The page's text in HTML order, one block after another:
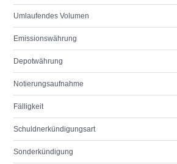
Umlaufendes Volumen
Emissionswährung
Depotwährung
Notierungsaufnahme
Fälligkeit
Schuldnerkündigungsart
Sonderkündigung